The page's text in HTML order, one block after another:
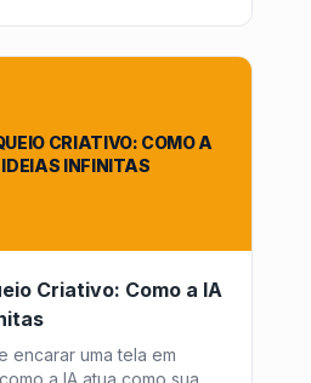
CRIATIVO: COMO A
INFINITAS
Criativo: Como a IA
encarar uma tela em
a IA atua como sua